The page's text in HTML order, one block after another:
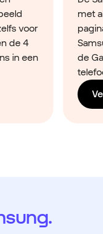
voor
de 4
in een
met
de